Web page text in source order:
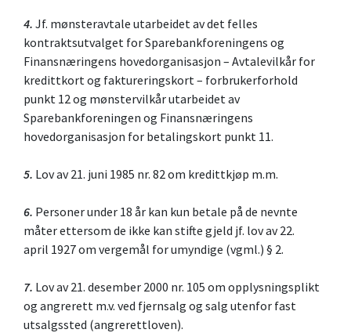
4. Jf. mønsteravtale utarbeidet av det felles
kontraktsutvalget for Sparebankforeningens og
Finansnæringens hovedorganisasjon – Avtalevilkår for
kredittkort og faktureringskort – forbrukerforhold
punkt 12 og mønstervilkår utarbeidet av
Sparebankforeningen og Finansnæringens
hovedorganisasjon for betalingskort punkt 11.
5. Lov av 21. juni 1985 nr. 82 om kredittkjøp m.m.
6. Personer under 18 år kan kun betale på de nevnte
måter ettersom de ikke kan stifte gjeld jf. lov av 22.
april 1927 om vergemål for umyndige (vgml.) § 2.
7. Lov av 21. desember 2000 nr. 105 om opplysningsplikt
og angrerett m.v. ved fjernsalg og salg utenfor fast
utsalgssted (angrerettloven).